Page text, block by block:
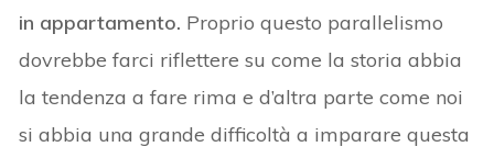
in appartamento. Proprio questo parallelismo
dovrebbe farci riflettere su come la storia abbia
la tendenza a fare rima e d’altra parte come noi
si abbia una grande difficoltà a imparare questa